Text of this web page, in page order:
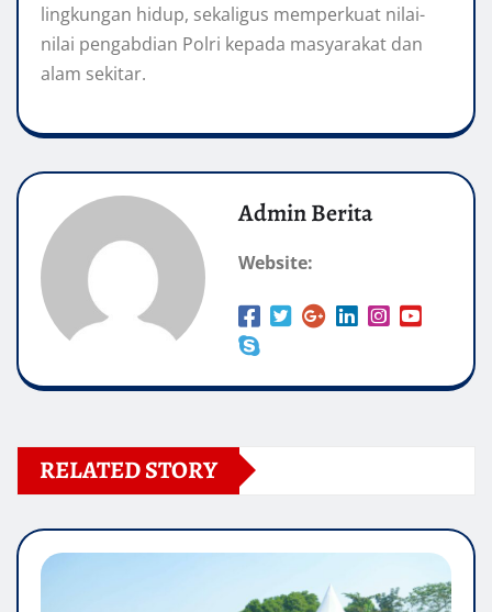
lingkungan hidup, sekaligus memperkuat nilai-
nilai pengabdian Polri kepada masyarakat dan
alam sekitar.
Admin Berita
Website:
RELATED STORY